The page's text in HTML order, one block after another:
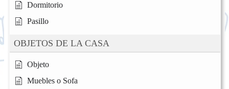
Dormitorio
Pasillo
OBJETOS DE LA CASA
Objeto
Muebles o Sofa